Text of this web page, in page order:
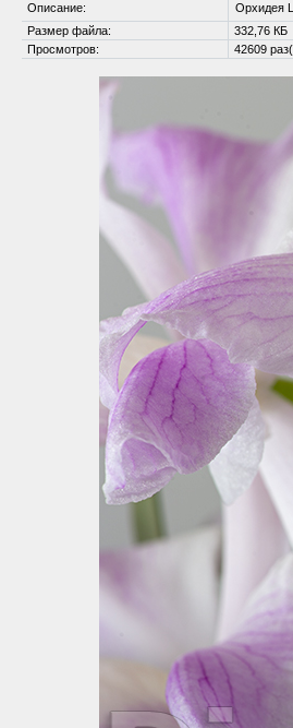
Описание:
Орхидея
Размер файла:
332,76 КБ
Просмотров:
42609